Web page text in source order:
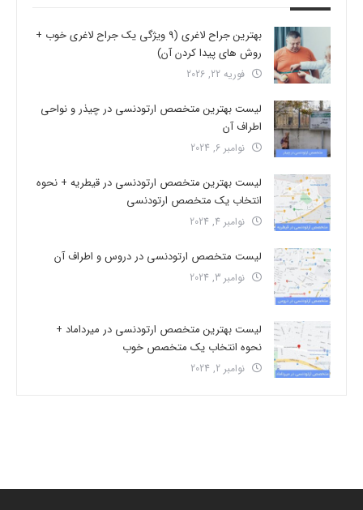
بهترین جراح لاغری (9 ویژگی یک جراح لاغری خوب +
روش های پیدا کردن آن)
فوریه 22, 2026
لیست بهترین متخصص ارتودنسی در چیذر و نواحی
اطراف آن
نوامبر 6, 2024
لیست بهترین متخصص ارتودنسی در قیطریه + نحوه
انتخاب یک متخصص ارتودنسی
نوامبر 4, 2024
لیست متخصص ارتودنسی در دروس و اطراف آن
نوامبر 3, 2024
لیست بهترین متخصص ارتودنسی در میرداماد +
نحوه انتخاب یک متخصص خوب
نوامبر 2, 2024